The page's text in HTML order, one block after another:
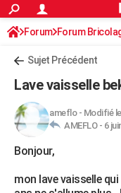
ACTUALITÉS
Politique
Société
Faits Divers
Education
Monde
Villes
+
FINANCE
Retraite
Impôts
Epargne
Immobilier
Risques naturels par ville
Banque
Assurance
Crédit
AUTO
Essais
Réserver un essai
Citadines
Berlines
SUV
Forum auto
+HIGH-TECH
Mobiles
Meilleur smartphone
Internet
Ordinateurs
Jeux vidéo
Guide high-tech
+BRICOLAGE
Forum Forum
Sujet Précédent
Lave vaisselle
ameflo- Modifié
AMEFLO - 6
Bonjour,
mon lave vaisselle